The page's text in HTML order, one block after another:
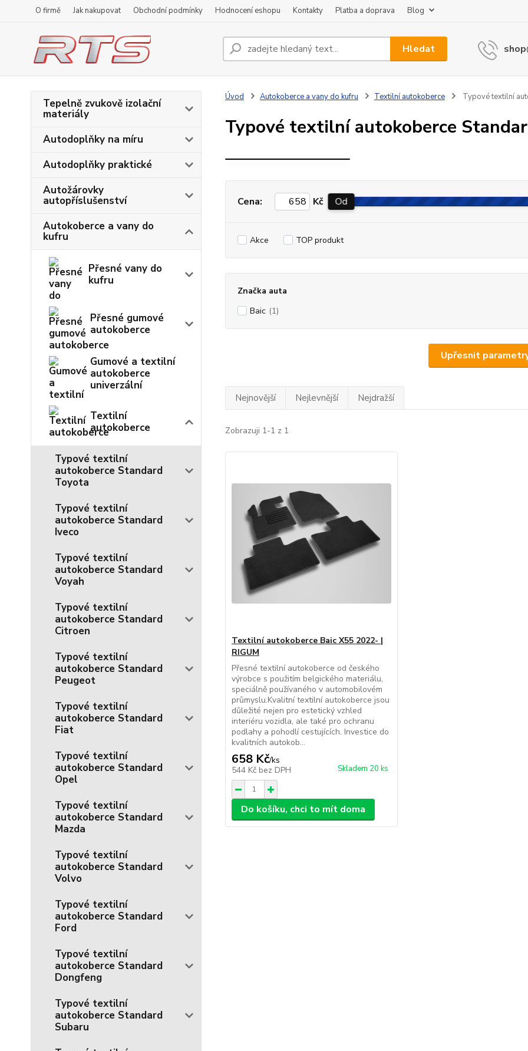
O firmě Jak nakupovat Obchodní podmínky Hodnocení eshopu Kontakty Platba a doprava Blog
Hledat
Tepelně zvukově izolační
materiály
Autodoplňky na míru
Autodoplňky praktické
Autožárovky
autopříslušenství
Autokoberce a vany do
kufru
Přesné vany do
kufru
Přesné gumové
autokoberce
Gumové a textilní
autokoberce
univerzální
Textilní
autokoberce
Typové textilní
autokoberce Standard
Toyota
Typové textilní
autokoberce Standard
Iveco
Typové textilní
autokoberce Standard
Voyah
Typové textilní
autokoberce Standard
Citroen
Typové textilní
autokoberce Standard
Peugeot
Typové textilní
autokoberce Standard
Fiat
Typové textilní
autokoberce Standard
Opel
Typové textilní
autokoberce Standard
Mazda
Typové textilní
autokoberce Standard
Volvo
Typové textilní
autokoberce Standard
Ford
Typové textilní
autokoberce Standard
Dongfeng
Typové textilní
autokoberce Standard
Subaru
Úvod Autokoberce a vany do kufru Textilní autokoberce Typové textilní
Typové textilní autokoberce
TYPOVÉ
AUTOKOBERCE
STANDARD
Upřesnit
Cena: Kč Od
Akce TOP produkt
Značka auta
Baic (1)
Nejnovější Nejlevnější Nejdražší
Zobrazuji 1-1 z 1
Textilní autokoberce Baic X55 2022- |
RIGUM
Přesné textilní autokoberce od českého
výrobce s použitím belgického materiálu,
speciálně používaného v automobilovém
průmyslu.Kvalitní textilní autokoberce jsou
důležité nejen pro estetický vzhled
interiéru vozidla, ale také pro ochranu
podlahy a pohodlí cestujících. Investice do
kvalitních autokob...
658 Kč/ks
544 Kč bez DPH Skladem 20 ks
Do košíku, chci to mít doma